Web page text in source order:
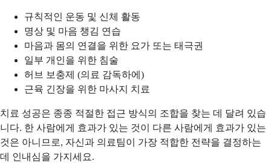
규칙적인 운동 및 신체 활동
명상 및 마음 챙김 연습
마음과 몸의 연결을 위한 요가 또는 태극권
일부 개인을 위한 침술
허브 보충제 (의료 감독하에)
근육 긴장을 위한 마사지 치료
치료 성공은 종종 적절한 접근 방식의 조합을 찾는 데 달려 있습
니다. 한 사람에게 효과가 있는 것이 다른 사람에게 효과가 있는
것은 아니므로, 자신과 의료팀이 가장 적합한 전략을 결정하는
데 인내심을 가지세요.